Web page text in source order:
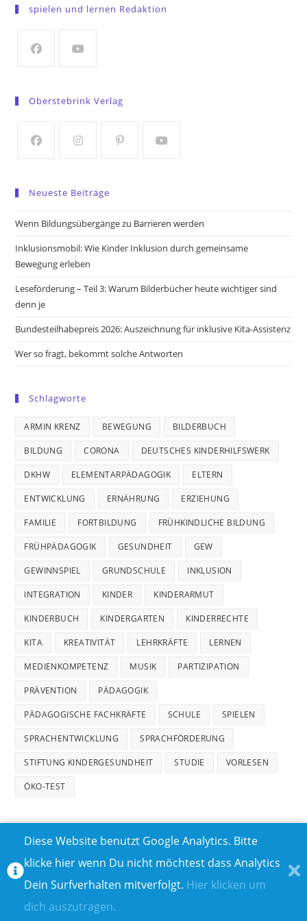
a
tab
spielen und lernen Redaktion
a
tab
tab
Oberstebrink Verlag
a
new
new
a
new
new
Neueste Beiträge
Wenn Bildungsübergänge zu Barrieren werden
Inklusionsmobil: Wie Kinder Inklusion durch gemeinsame
Bewegung erleben
Leseförderung – Teil 3: Warum Bilderbücher heute wichtiger sind
denn je
Bundesteilhabepreis 2026: Auszeichnung für inklusive Kita-Assistenz
Wer so fragt, bekommt solche Antworten
Schlagworte
ARMIN KRENZ BEWEGUNG BILDERBUCH
BILDUNG CORONA DEUTSCHES KINDERHILFSWERK
DKHW ELEMENTARPÄDAGOGIK ELTERN
ENTWICKLUNG ERNÄHRUNG ERZIEHUNG
FAMILIE FORTBILDUNG FRÜHKINDLICHE BILDUNG
FRÜHPÄDAGOGIK GESUNDHEIT GEW
GEWINNSPIEL GRUNDSCHULE INKLUSION
INTEGRATION KINDER KINDERARMUT
KINDERBUCH KINDERGARTEN KINDERRECHTE
KITA KREATIVITÄT LEHRKRÄFTE LERNEN
MEDIENKOMPETENZ MUSIK PARTIZIPATION
PRÄVENTION PÄDAGOGIK
PÄDAGOGISCHE FACHKRÄFTE SCHULE SPIELEN
SPRACHENTWICKLUNG SPRACHFÖRDERUNG
STIFTUNG KINDERGESUNDHEIT STUDIE VORLESEN
ÖKO-TEST
TEILNAHMEBEDINGUNGEN FÜR GEWINNSPIELE
IMPRESSUM
ÜBER UNS I
Diese Website benutzt Google Analytics. Bitte
klicke hier wenn Du nicht möchtest dass Analytics
Dein Surfverhalten mitverfolgt. Hier klicken um
dich auszutragen.